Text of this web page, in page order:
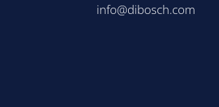
info@dibosch.com